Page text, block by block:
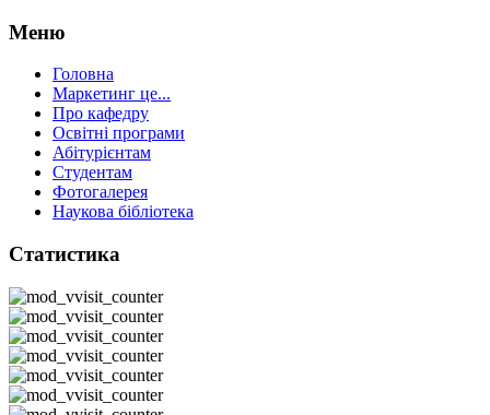
Меню
Головна
Маркетинг це...
Про кафедру
Освітні програми
Абітурієнтам
Студентам
Фотогалерея
Наукова бібліотека
Статистика